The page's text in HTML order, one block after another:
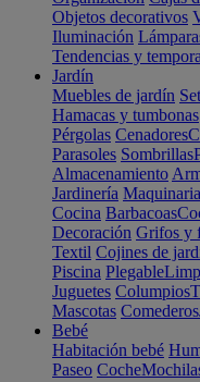
Objetos decorativos
Iluminación
Tendencias y
Jardín
Muebles de jardín
Hamacas y tumbonas
Pérgolas Cenadores
Parasoles Sombrillas
Almacenamiento
Jardinería Maquinaria
Cocina Barbacoas
Decoración Grifos y
Textil Cojines de
Piscina Plegable
Juguetes Columpios
Mascotas Comederos
Bebé
Habitación bebé
Paseo Coche